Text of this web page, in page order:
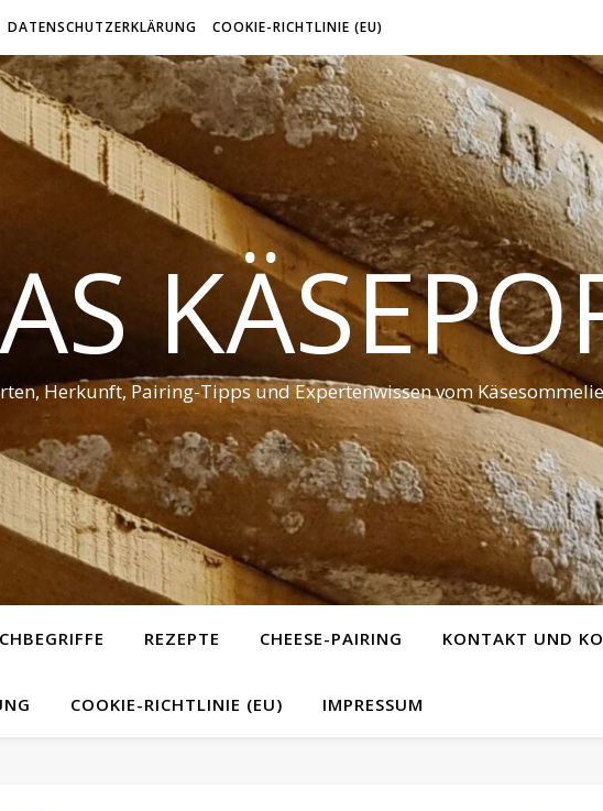
DATENSCHUTZERKLÄRUNG COOKIE-RICHTLINIE (EU)
Herkunft, Pairing-Tipps und Expertenwissen vom
REZEPTE CHEESE-PAIRING KONTAKT UND
COOKIE-RICHTLINIE (EU) IMPRESSUM